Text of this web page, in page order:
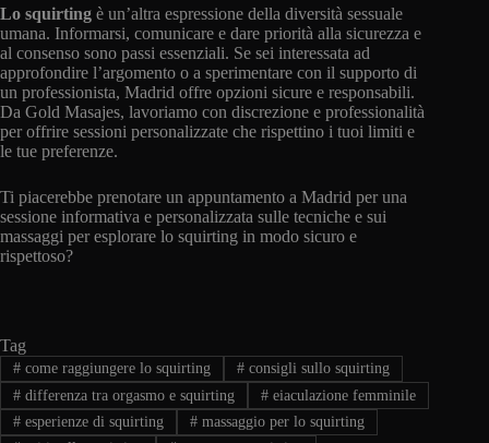
Lo squirting è un’altra espressione della diversità sessuale
umana. Informarsi, comunicare e dare priorità alla sicurezza e
al consenso sono passi essenziali. Se sei interessata ad
approfondire l’argomento o a sperimentare con il supporto di
un professionista, Madrid offre opzioni sicure e responsabili.
Da Gold Masajes, lavoriamo con discrezione e professionalità
per offrire sessioni personalizzate che rispettino i tuoi limiti e
le tue preferenze.
Ti piacerebbe prenotare un appuntamento a Madrid per una
sessione informativa e personalizzata sulle tecniche e sui
massaggi per esplorare lo squirting in modo sicuro e
rispettoso?
Tag
#come raggiungere lo squirting #consigli sullo squirting
#differenza tra orgasmo e squirting #eiaculazione femminile
#esperienze di squirting #massaggio per lo squirting